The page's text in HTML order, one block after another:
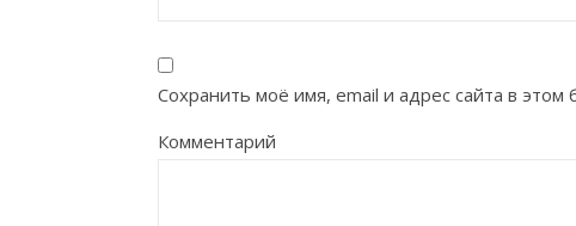
Сохранить моё имя, email и адрес сайта в
Комментарий